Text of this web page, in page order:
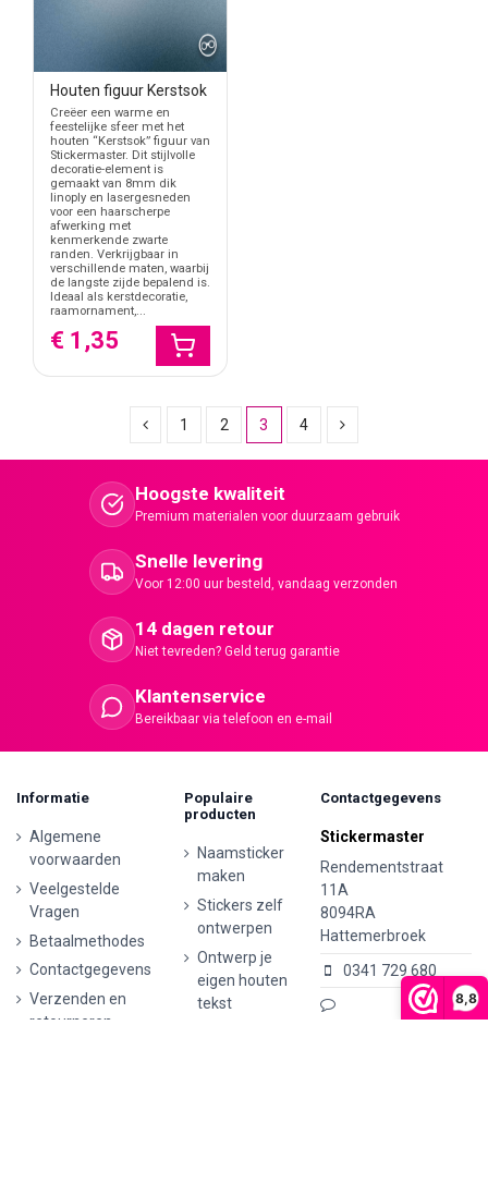
8,8
Houten figuur Kerstsok
Creëer een warme en
feestelijke sfeer met het
houten “Kerstsok” figuur van
Stickermaster. Dit stijlvolle
decoratie-element is
gemaakt van 8mm dik
linoply en lasergesneden
voor een haarscherpe
afwerking met
kenmerkende zwarte
randen. Verkrijgbaar in
verschillende maten, waarbij
de langste zijde bepalend is.
Ideaal als kerstdecoratie,
raamornament,...
€ 1,35
1 2 3 4
Hoogste kwaliteit
Premium materialen voor duurzaam gebruik
Snelle levering
Voor 12:00 uur besteld, vandaag verzonden
14 dagen retour
Niet tevreden? Geld terug garantie
Klantenservice
Bereikbaar via telefoon en e-mail
Informatie
Algemene
voorwaarden
Veelgestelde
Vragen
Betaalmethodes
Contactgegevens
Verzenden en
retourneren
Populaire
producten
Naamsticker
maken
Stickers zelf
ontwerpen
Ontwerp je
eigen houten
tekst
Contactgegevens
Stickermaster
Rendementstraat
11A
8094RA
Hattemerbroek
0341 729 680